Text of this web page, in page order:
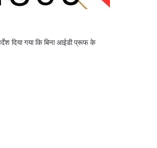
दिया गया कि बिना आईडी प्रूफ के